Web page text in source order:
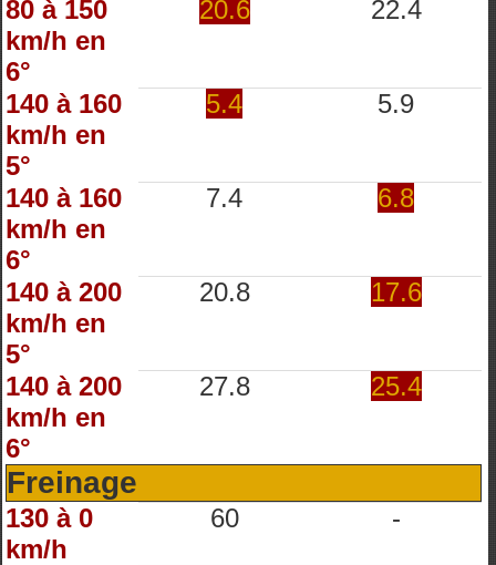
80 à 150
km/h en
6°
20.6 22.4
140 à 160
km/h en
5°
5.4 5.9
140 à 160
km/h en
6°
7.4 6.8
140 à 200
km/h en
5°
20.8 17.6
140 à 200
km/h en
6°
27.8 25.4
Freinage
130 à 0
km/h
60 -